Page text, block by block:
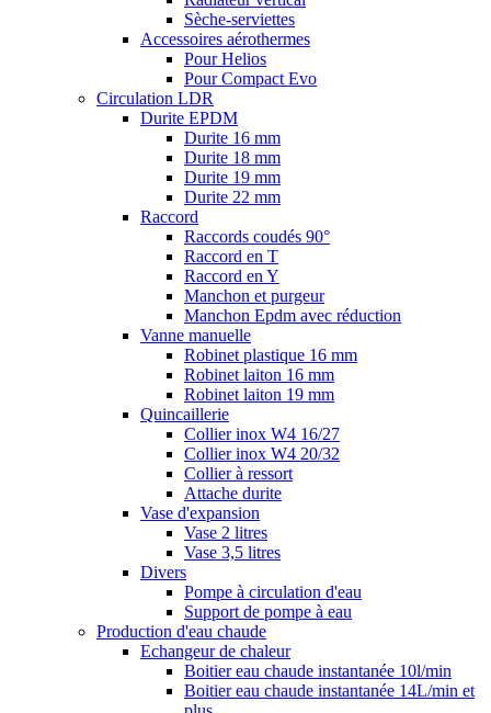
Sèche-serviettes
Accessoires aérothermes
Pour Helios
Pour Compact Evo
Circulation LDR
Durite EPDM
Durite 16 mm
Durite 18 mm
Durite 19 mm
Durite 22 mm
Raccord
Raccords coudés 90°
Raccord en T
Raccord en Y
Manchon et purgeur
Manchon Epdm avec réduction
Vanne manuelle
Robinet plastique 16 mm
Robinet laiton 16 mm
Robinet laiton 19 mm
Quincaillerie
Collier inox W4 16/27
Collier inox W4 20/32
Collier à ressort
Attache durite
Vase d'expansion
Vase 2 litres
Vase 3,5 litres
Divers
Pompe à circulation d'eau
Support de pompe à eau
Production d'eau chaude
Echangeur de chaleur
Boitier eau chaude instantanée 10l/min
Boitier eau chaude instantanée 14L/min et